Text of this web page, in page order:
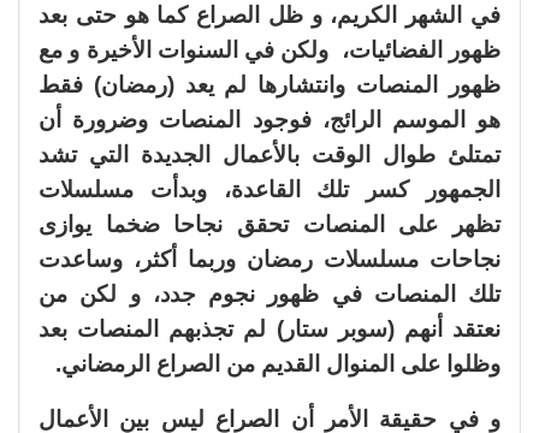
في الشهر الكريم، و ظل الصراع كما هو حتى بعد
ظهور الفضائيات، ولكن في السنوات الأخيرة و مع
ظهور المنصات وانتشارها لم يعد (رمضان) فقط
هو الموسم الرائج، فوجود المنصات وضرورة أن
تمتلئ طوال الوقت بالأعمال الجديدة التي تشد
الجمهور كسر تلك القاعدة، وبدأت مسلسلات
تظهر على المنصات تحقق نجاحا ضخما يوازى
نجاحات مسلسلات رمضان وربما أكثر، وساعدت
تلك المنصات في ظهور نجوم جدد، و لكن من
نعتقد أنهم (سوبر ستار) لم تجذبهم المنصات بعد
وظلوا على المنوال القديم من الصراع الرمضاني.
و في حقيقة الأمر أن الصراع ليس بين الأعمال